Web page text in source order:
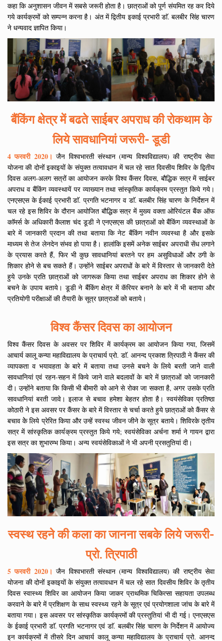
कहा कि अनुशासन जीवन में सबसे जरूरी होता है। छात्राओं को पूर्ण संयमित रह कर दिये
गये कार्यक्रमों को सम्पन्न करना है। अंत में द्वितीय इकाई प्रभारी डाॅ. बलबीर सिंह चारण
ने धन्यवाद ज्ञापित किया।
बैंकिंग क्षेत्र में बढते साईबर अपराध की रोकथाम के
लिये सावधानियां जरूरी- डूडी
4 फरवरी 2020। जैन विश्वभारती संस्थान (मान्य विश्वविद्यालय) की राष्ट्रीय सेवा
योजना की दोनों इकाइयों के संयुक्त तत्वावधान में चल रहे सात दिवसीय शिविर के द्वितीय
दिवस अलग-अलग सत्रों का आयोजन करके विश्व कैंसर दिवस, बौद्धिक सत्र में साईबर
अपराध व बैंकिंग व्यवस्थायें पर व्याख्यान तथा सांस्कृतिक कार्यक्रम प्रस्तुत किये गये।
एनएसएस के ईकाई प्रभारी डाॅ. प्रगति भटनागर व डाॅ. बलबीर सिंह चारण के निर्देशन में
चल रहे इस शिविर के दौरान आयोजित बौद्धिक सत्र में मुख्य वक्ता ओरियंटल बैंक ऑफ
काॅमर्स के अधिकारी कैलाश चंद डूडी ने एनएसएस की छात्राओं को बैंकिंग व्यवस्थाओं के
बारे में जानकारी प्रदान की तथा बताया कि नेट बैंकिंग नवीन व्यवस्था है और इसके
माध्यम से तेज लेनदेन संभव हो पाया है। हालांकि इसमें अनेक साईबर अपराधी सेंध लगाने
के प्रयास करते हैं, फिर भी कुछ सावधानियां बरतने पर हम असुविधाओं और ठगी के
शिकार होने से बच सकते हैं। उन्होंने साईबर अपराधों के बारे में विस्तार से जानकारी देते
हुये उनके प्रति छात्राओं को जागरूक किया तथा साईबर अपराध का शिकार होने से
बचने के उपाय बताये। डूडी ने बैंकिंग क्षेत्र में कॅरियर बनाने के बारे में भी बताया और
प्रतियोगी परीक्षाओं की तैयारी के सूत्र छात्राओं को बताये।
विश्व कैंसर दिवस का आयोजन
विश्व कैंसर दिवस के अवसर पर शिविर में कार्यक्रम का आयोजन किया गया, जिसमें
आचार्य कालू कन्या महाविद्यालय के प्राचार्य प्रो. डाॅ. आनन्द प्रकाश त्रिपाठी ने कैंसर की
व्यापकता व भयावहता के बारे में बताया तथा उनसे बचने के लिये बरती जाने वाली
सावधानियां एवं रहन-सहन में किये जाने वाले बदलावों के बारे में छात्राओं को जानकारी
दी। उन्होंने बताया कि किसी भी बीमारी को आने से रोका जा सकता है, अगर उसके प्रति
सावधानियां बरती जावे। इलाज से बचाव हमेशा बेहतर होता है। स्वयंसेविका प्रतिष्ठा
कोठारी ने इस अवसर पर कैंसर के बारे में विस्तार से चर्चा करते हुये छात्राओं को कैंसर से
बचाव केे लिये प्रेरित किया और उन्हें स्वस्थ जीवन जीने के सूत्र बताये। शिविरके तृतीय
सत्र में सांस्कृतिक कार्यक्रम प्रस्तुत किये गये; स्वयंसेविका अर्चना शर्मा ने गायन द्वारा
इस सत्र का शुभारम्भ किया। अन्य स्वयंसेविकाओं ने भी अपनी प्रसतुतियां दी।
स्वस्थ रहने की कला का जानना सबके लिये जरूरी-
प्रो. त्रिपाठी
5 फरवरी 2020। जैन विश्वभारती संस्थान (मान्य विश्वविद्यालय) की राष्ट्रीय सेवा
योजना की दोनों इकाइयों के संयुक्त तत्वावधान में चल रहे सात दिवसीय शिविर के तृतीय
दिवस स्वास्थ्य शिविर का आयोजन किया जाकर प्राथमिक चिकित्सा सहायता उपलब्ध
करवाने के बारे में प्रशिक्षण के साथ स्वस्थ्य रहने के सूत्र एवं प्रयोगशाला जांच के बारे में
बताया गया। इस अवसर पर सांस्कृतिक कार्यक्रमों की प्रस्तुतियां भी दी गई। एनएसएस
के ईकाई प्रभारी डाॅ. प्रगति भटनागर एवं डाॅ. बलबीर सिंह चारण के निर्देशन में आयोज्य
इन कार्यक्रमों में तीसरे दिन आचार्य कालू कन्या महाविद्यालय के प्राचार्य प्रो. आनन्द